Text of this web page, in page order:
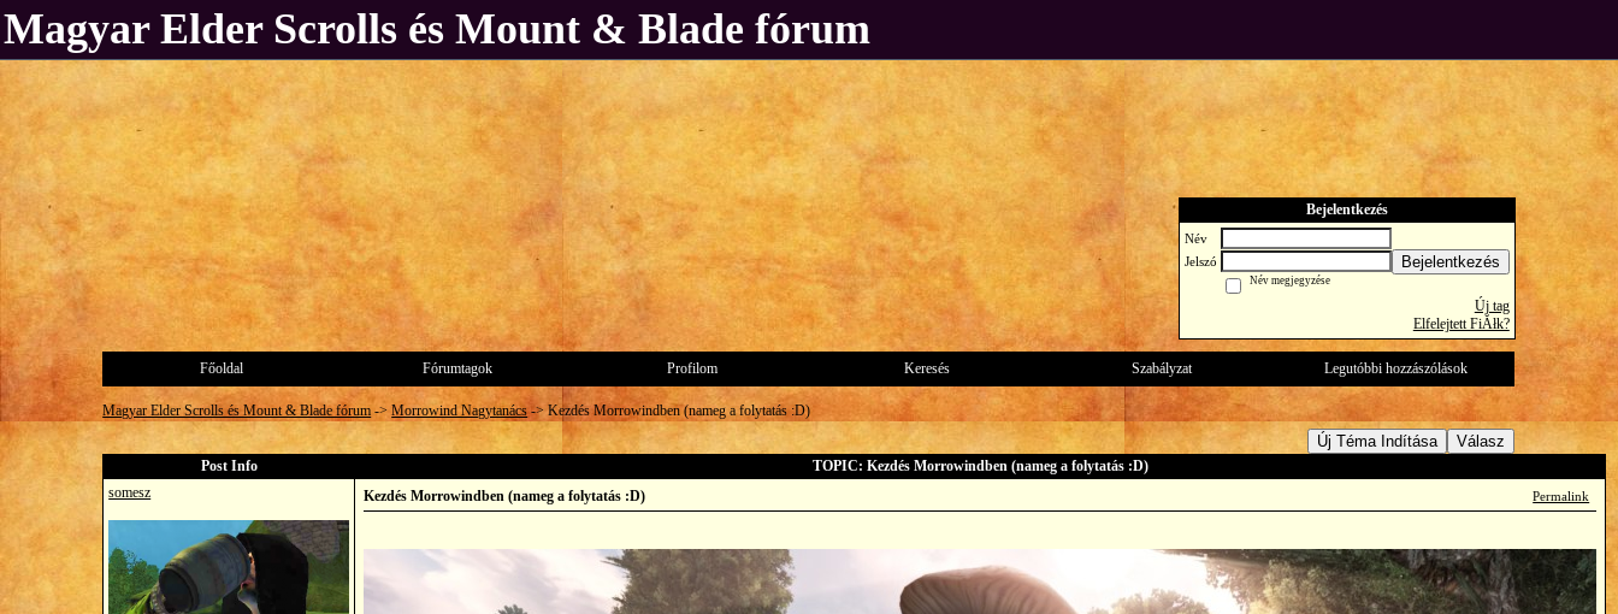
Magyar Elder Scrolls és Mount & Blade fórum
Bejelentkezés
Név
Jelszó
Bejelentkezés
Név megjegyzése
Új tag
Elfelejtett FiĂłk?
Főoldal Fórumtagok Profilom Keresés Szabályzat Legutóbbi hozzászólások
Magyar Elder Scrolls és Mount & Blade fórum ->Morrowind Nagytanács ->Kezdés Morrowindben (nameg a folytatás :D)
Új Téma Indítása Válasz
Post Info
TOPIC: Kezdés Morrowindben (nameg a folytatás :D)
somesz
Kezdés Morrowindben (nameg a folytatás :D) Permalink